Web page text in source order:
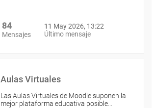
84
Mensajes
11 May 2026, 13:22
Último mensaje
Aulas Virtuales
Las Aulas Virtuales de Moodle suponen la
mejor plataforma educativa posible…